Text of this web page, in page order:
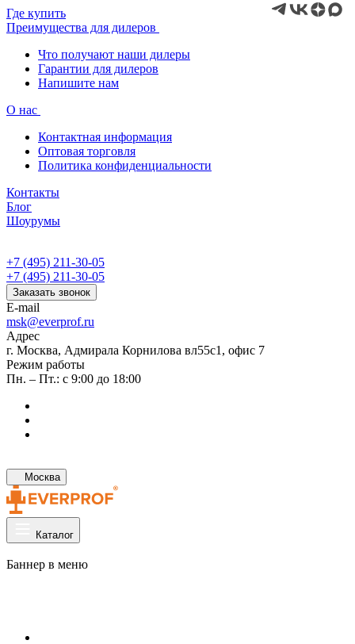
Где купить
Преимущества для дилеров
Что получают наши дилеры
Гарантии для дилеров
Напишите нам
О нас
Контактная информация
Оптовая торговля
Политика конфиденциальности
Контакты
Блог
Шоурумы
+7 (495) 211-30-05
+7 (495) 211-30-05
Заказать звонок
E-mail
msk@everprof.ru
Адрес
г. Москва, Адмирала Корнилова вл55с1, офис 7
Режим работы
Пн. – Пт.: с 9:00 до 18:00
Москва
Каталог
Баннер в меню